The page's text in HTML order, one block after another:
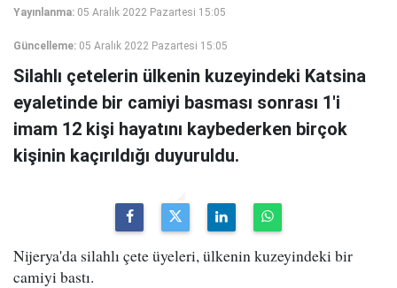
Yayınlanma: 05 Aralık 2022 Pazartesi 15:05
Güncelleme: 05 Aralık 2022 Pazartesi 15:05
Silahlı çetelerin ülkenin kuzeyindeki Katsina
eyaletinde bir camiyi basması sonrası 1'i
imam 12 kişi hayatını kaybederken birçok
kişinin kaçırıldığı duyuruldu.
Nijerya'da silahlı çete üyeleri, ülkenin kuzeyindeki bir
camiyi bastı.